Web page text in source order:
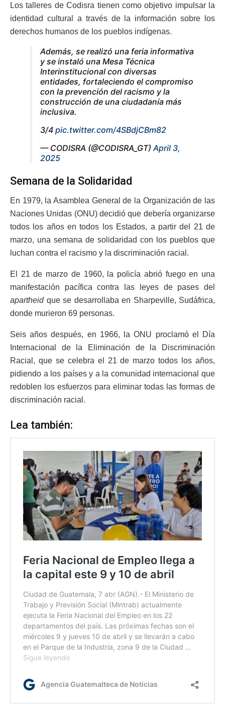
Los talleres de Codisra tienen como objetivo impulsar la
identidad cultural a través de la información sobre los
derechos humanos de los pueblos indígenas.
Además, se realizó una feria informativa
y se instaló una Mesa Técnica
Interinstitucional con diversas
entidades, fortaleciendo el compromiso
con la prevención del racismo y la
construcción de una ciudadanía más
inclusiva.
3/4 pic.twitter.com/4SBdjCBm82
— CODISRA (@CODISRA_GT) April 3,
2025
Semana de la Solidaridad
En 1979, la Asamblea General de la Organización de las
Naciones Unidas (ONU) decidió que debería organizarse
todos los años en todos los Estados, a partir del 21 de
marzo, una semana de solidaridad con los pueblos que
luchan contra el racismo y la discriminación racial.
El 21 de marzo de 1960, la policía abrió fuego en una
manifestación pacífica contra las leyes de pases del
apartheidque se desarrollaba en Sharpeville, Sudáfrica,
donde murieron 69 personas.
Seis años después, en 1966, la ONU proclamó el Día
Internacional de la Eliminación de la Discriminación
Racial, que se celebra el 21 de marzo todos los años,
pidiendo a los países y a la comunidad internacional que
redoblen los esfuerzos para eliminar todas las formas de
discriminación racial.
Lea también: